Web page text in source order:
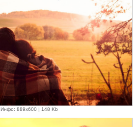
Инфо: 889х600 | 148 Kb